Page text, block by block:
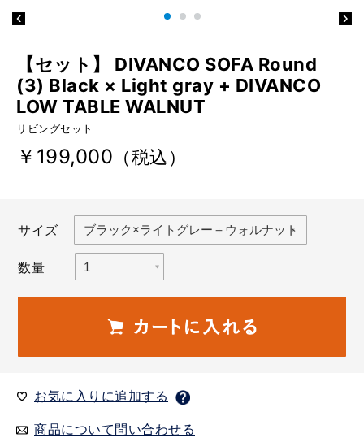
【セット】 DIVANCO SOFA Round
(3) Black × Light gray + DIVANCO
LOW TABLE WALNUT
リビングセット
￥199,000 （税込）
サイズ
数量
お気に入りに追加する
商品について問い合わせる